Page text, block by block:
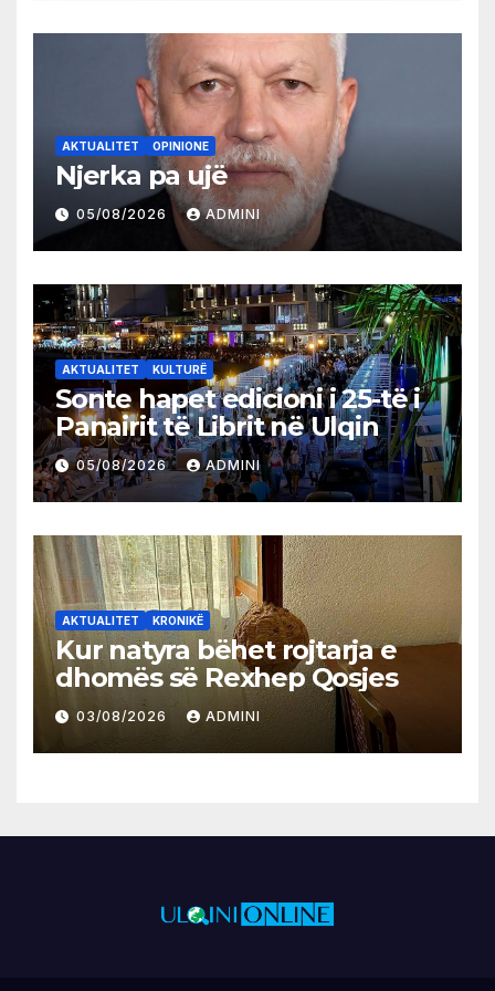
AKTUALITET OPINIONE
Njerka pa ujë
05/08/2026 ADMINI
AKTUALITET KULTURË
Sonte hapet edicioni i 25-të i
Panairit të Librit në Ulqin
05/08/2026 ADMINI
AKTUALITET KRONIKË
Kur natyra bëhet rojtarja e
dhomës së Rexhep Qosjes
03/08/2026 ADMINI